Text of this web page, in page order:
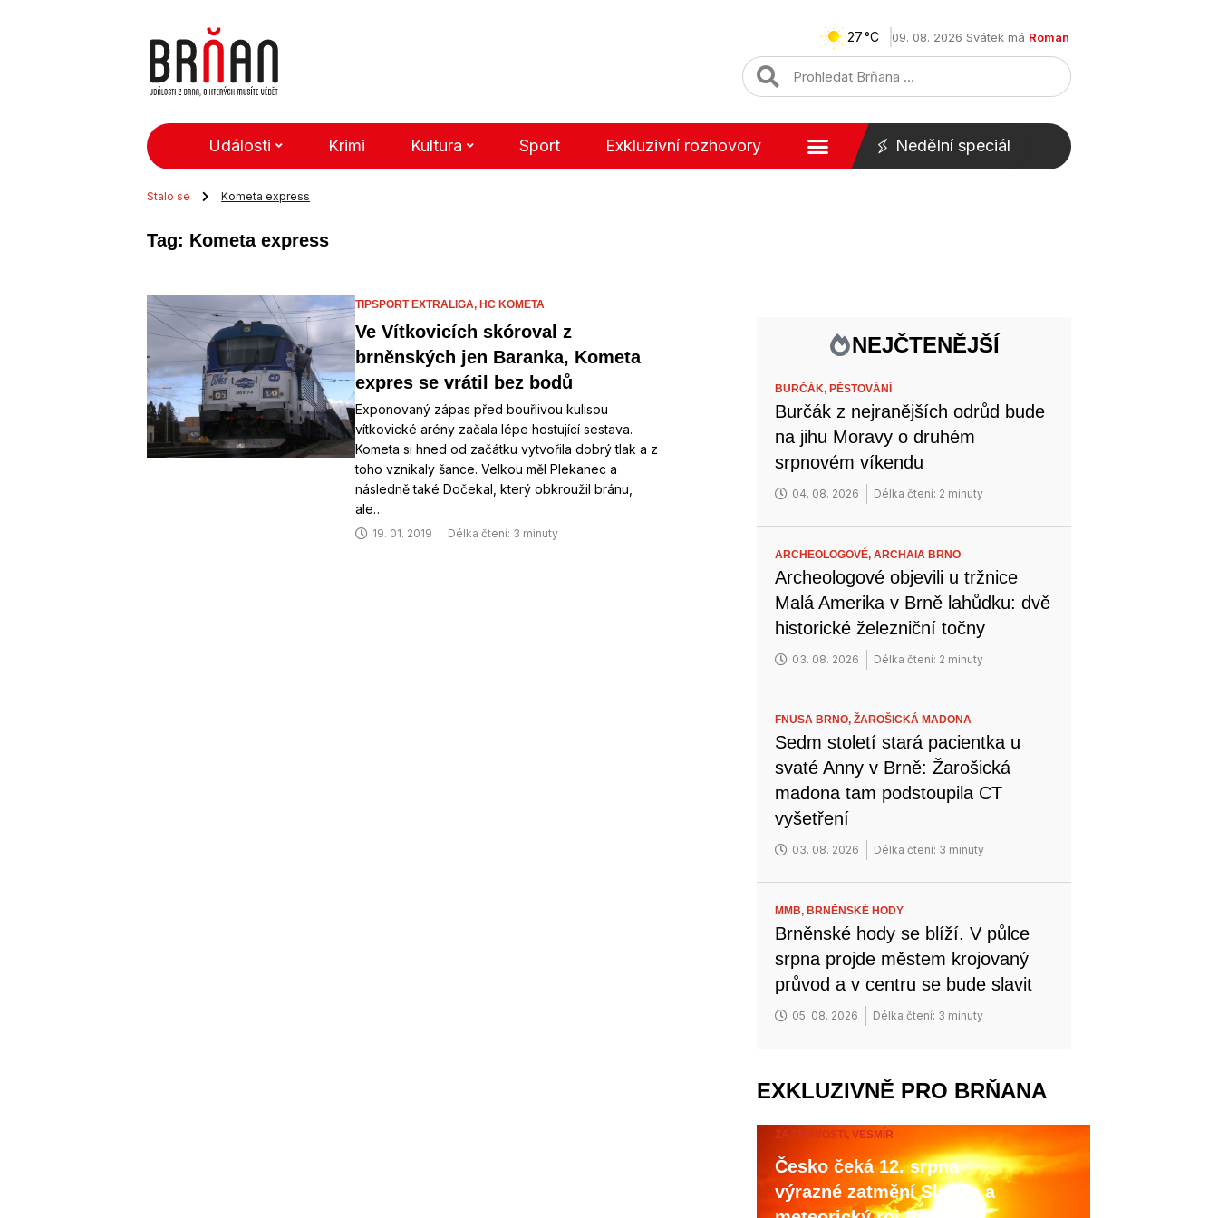
27 09. 08. 2026 Svátek má Roman
Události Krimi Kultura Sport Exkluzivní rozhovory Nedělní speciál
Stalo se Kometa express
Tag: Kometa express
TIPSPORT EXTRALIGA, HC KOMETA
Ve Vítkovicích skóroval z
brněnských jen Baranka, Kometa
expres se vrátil bez bodů
Exponovaný zápas před bouřlivou kulisou
vítkovické arény začala lépe hostující sestava.
Kometa si hned od začátku vytvořila dobrý tlak a z
toho vznikaly šance. Velkou měl Plekanec a
následně také Dočekal, který obkroužil bránu,
ale…
19. 01. 2019 Délka čtení: 3 minuty
NEJČTENĚJŠÍ
BURČÁK, PĚSTOVÁNÍ
Burčák z nejranějších odrůd bude
na jihu Moravy o druhém
srpnovém víkendu
04. 08. 2026 Délka čtení: 2 minuty
ARCHEOLOGOVÉ,ARCHAIA BRNO
Archeologové objevili u tržnice
Malá Amerika v Brně lahůdku: dvě
historické železniční točny
03. 08. 2026 Délka čtení: 2 minuty
FNUSA BRNO,ŽAROŠICKÁ MADONA
Sedm století stará pacientka u
svaté Anny v Brně: Žarošická
madona tam podstoupila CT
vyšetření
03. 08. 2026 Délka čtení: 3 minuty
MMB,BRNĚNSKÉ HODY
Brněnské hody se blíží. V půlce
srpna projde městem krojovaný
průvod a v centru se bude slavit
05. 08. 2026 Délka čtení: 3 minuty
EXKLUZIVNĚ PRO BRŇANA
ZAJÍMAVOSTI,VESMÍR
Česko čeká 12. srpna
výrazné zatmění Slunce a